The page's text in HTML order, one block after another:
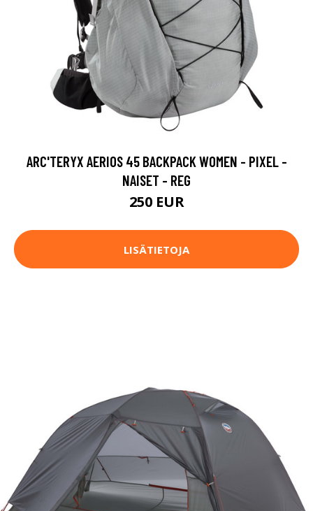
ARC'TERYX AERIOS 45 BACKPACK WOMEN - PIXEL -
NAISET - REG
250 EUR
LISÄTIETOJA